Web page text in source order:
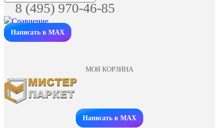
8 (495) 970-46-85
Написать в MAX
МОЯ КОРЗИНА
Заказать звонок
Написать в MAX